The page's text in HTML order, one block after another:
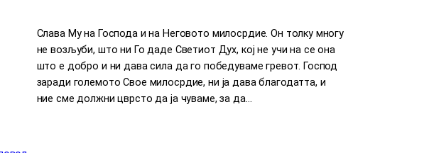
Слава Му на Господа и на Неговото милосрдие. Он толку многу
нe возљуби, што ни Го даде Светиот Дух, кој нe учи на сe она
што е добро и ни дава сила да го победуваме гревот. Господ
заради големото Свое милосрдие, ни ја дава благодатта, и
ние сме должни цврсто да ја чуваме, за да…